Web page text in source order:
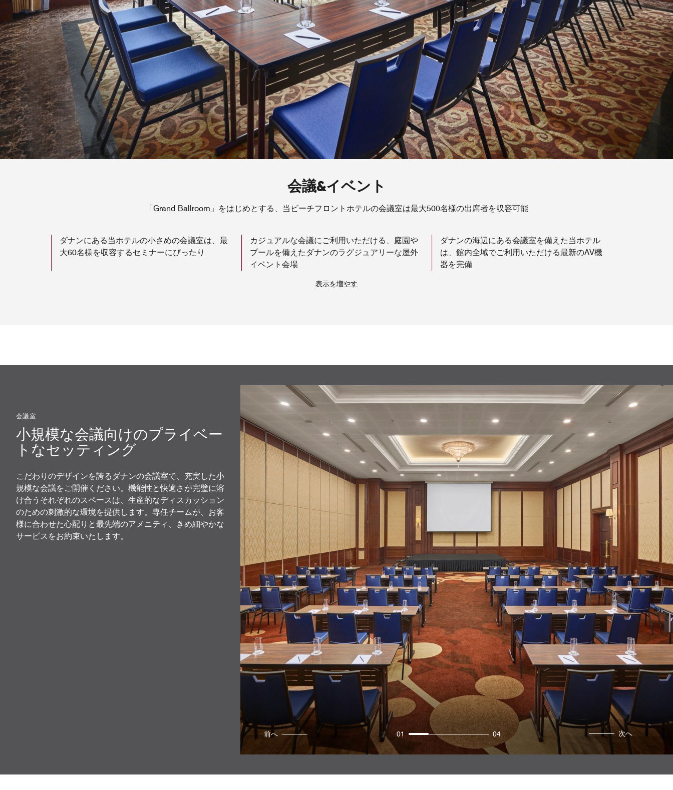
会議&イベント
「Grand Ballroom」をはじめとする、当ビーチフロントホテルの会議室は最大500名様の出席者を収容可能
ダナンにある当ホテルの小さめの会議室は、最
大60名様を収容するセミナーにぴったり
カジュアルな会議にご利用いただける、庭園や
プールを備えたダナンのラグジュアリーな屋外
イベント会場
ダナンの海辺にある会議室を備えた当ホテル
は、館内全域でご利用いただける最新のAV機
器を完備
表示を増やす
会議室
小規模な会議向けのプライベー
トなセッティング
こだわりのデザインを誇るダナンの会議室で、充実した小
規模な会議をご開催ください。機能性と快適さが完璧に溶
け合うそれぞれのスペースは、生産的なディスカッション
のための刺激的な環境を提供します。専任チームが、お客
様に合わせた心配りと最先端のアメニティ、きめ細やかな
サービスをお約束いたします。
前へ 01 04 次へ